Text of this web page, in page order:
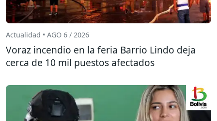
Actualidad • AGO 6 / 2026
Voraz incendio en la feria Barrio Lindo deja
cerca de 10 mil puestos afectados